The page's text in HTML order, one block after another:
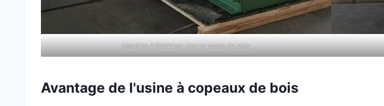
Machine à fabriquer des copeaux de bois
Avantage de l'usine à copeaux de bois